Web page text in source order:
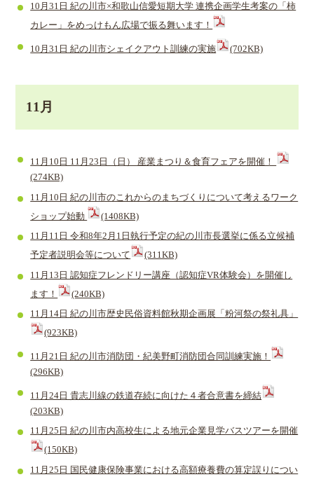
10月31日 紀の川市×和歌山信愛短期大学 連携企画学生考案の「柿
カレー」をめっけもん広場で振る舞います！
10月31日 紀の川市シェイクアウト訓練の実施 (702KB)
11月
11月10日 11月23日（日） 産業まつり＆食育フェアを開催！
(274KB)
11月10日 紀の川市のこれからのまちづくりについて考えるワーク
ショップ始動
(1408KB)
11月11日 令和8年2月1日執行予定の紀の川市長選挙に係る立候補
予定者説明会等について
(311KB)
11月13日 認知症フレンドリー講座（認知症VR体験会）を開催し
ます！
(240KB)
11月14日 紀の川市歴史民俗資料館秋期企画展「粉河祭の祭礼具」
(923KB)
11月21日 紀の川市消防団・紀美野町消防団合同訓練実施！
(296KB)
11月24日 貴志川線の鉄道存続に向けた４者合意書を締結
(203KB)
11月25日 紀の川市内高校生による地元企業見学バスツアーを開催
(150KB)
11月25日 国民健康保険事業における高額療養費の算定誤りについ